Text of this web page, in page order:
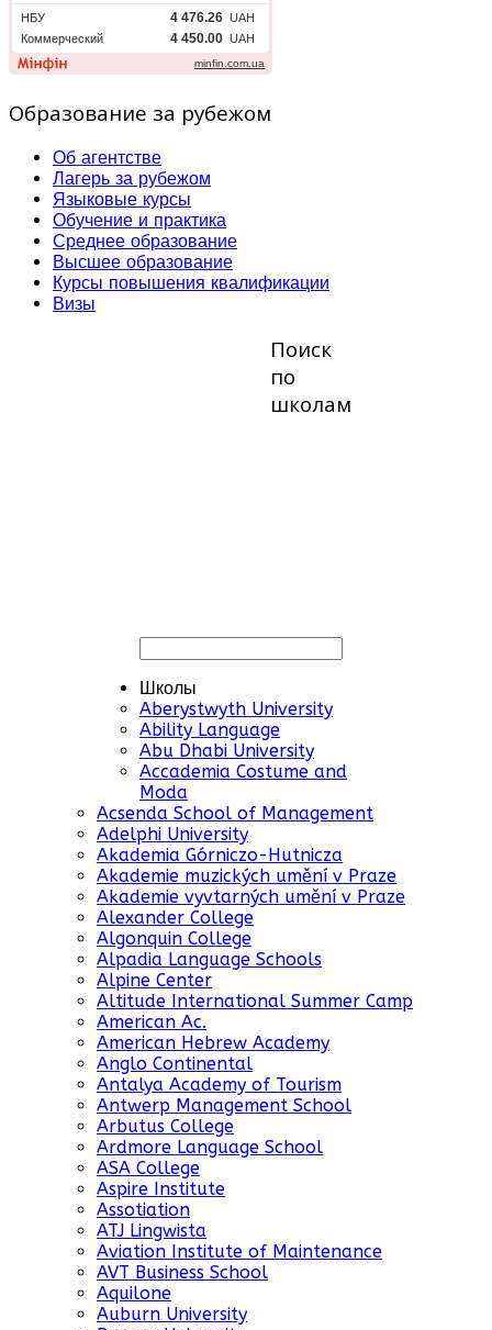
Образование за рубежом
Об агентстве
Лагерь за рубежом
Языковые курсы
Обучение и практика
Среднее образование
Высшее образование
Курсы повышения квалификации
Визы
Поиск
по
школам
Школы
Aberystwyth University
Ability Language
Abu Dhabi University
Accademia Costume and
Moda
Acsenda School of Management
Adelphi University
Akademia Górniczo-Hutnicza
Akademie muzických umění v Praze
Akademie vyvtarných umění v Praze
Alexander College
Algonquin College
Alpadia Language Schools
Alpine Center
Altitude International Summer Camp
American Ac.
American Hebrew Academy
Anglo Continental
Antalya Academy of Tourism
Antwerp Management School
Arbutus College
Ardmore Language School
ASA College
Aspire Institute
Assotiation
ATJ Lingwista
Aviation Institute of Maintenance
AVT Business School
Aquilone
Auburn University